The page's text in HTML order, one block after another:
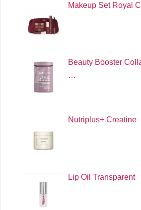
Makeup Set Royal
Beauty Booster
…
Nutriplus+ Creatine
Lip Oil Transparent